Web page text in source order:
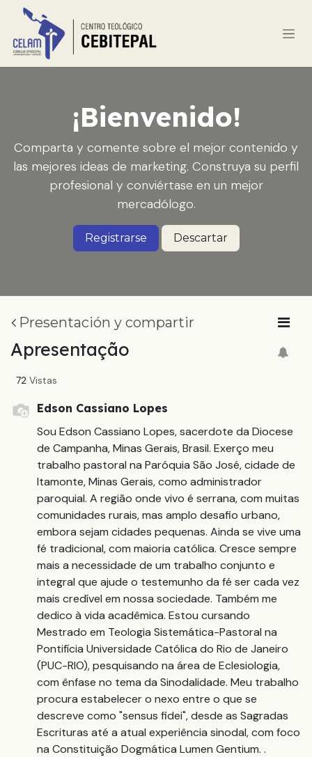
Ir al contenido
¡Bienvenido!
Comparta y comente sobre el mejor contenido y
las mejores ideas de marketing. Construya su perfil
profesional y conviértase en un mejor
mercadólogo.
Registrarse Descartar
Presentación y compartir
Apresentação
72 Vistas
Edson Cassiano Lopes
Sou Edson Cassiano Lopes, sacerdote da Diocese
de Campanha, Minas Gerais, Brasil. Exerço meu
trabalho pastoral na Paróquia São José, cidade de
Itamonte, Minas Gerais, como administrador
paroquial. A região onde vivo é serrana, com muitas
comunidades rurais, mas amplo desafio urbano,
embora sejam cidades pequenas. Ainda se vive uma
fé tradicional, com maioria católica. Cresce sempre
mais a necessidade de um trabalho conjunto e
integral que ajude o testemunho da fé ser cada vez
mais credível em nossa sociedade. Também me
dedico à vida acadêmica. Estou cursando
Mestrado em Teologia Sistemática-Pastoral na
Pontifícia Universidade Católica do Rio de Janeiro
(PUC-RIO), pesquisando na área de Eclesiologia,
com ênfase no tema da Sinodalidade. Meu trabalho
procura estabelecer o nexo entre o que se
descreve como "sensus fidei", desde as Sagradas
Escrituras até a atual experiência sinodal, com foco
na Constituição Dogmática Lumen Gentium. .